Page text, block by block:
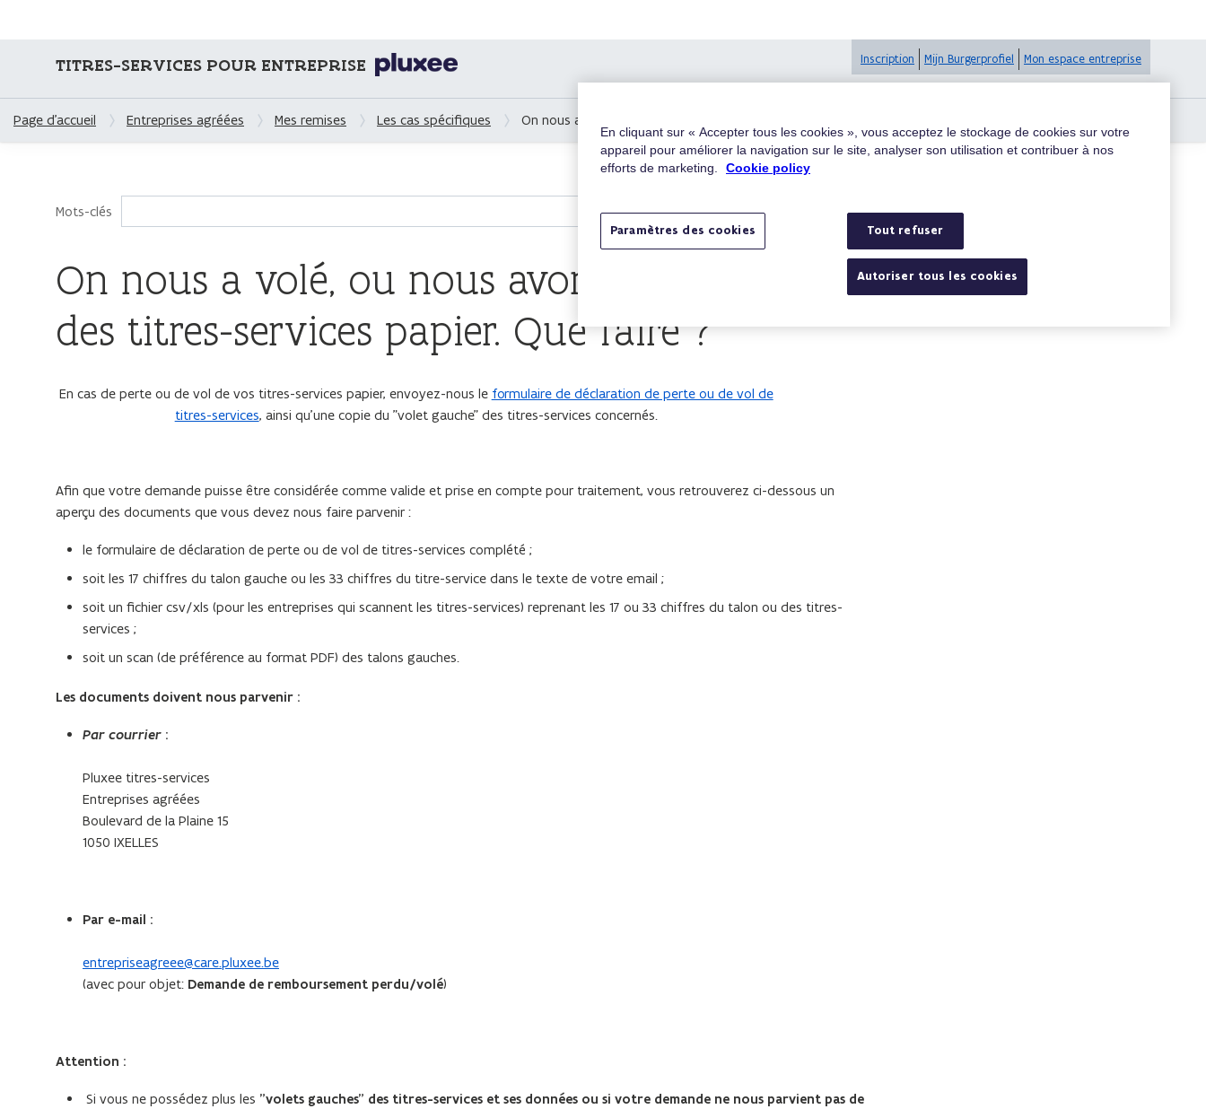
TITRES-SERVICES POUR ENTREPRISE Inscription Mijn Burgerprofiel Mon espace entreprise
Page d'accueil Entreprises agréées Mes remises Les cas spécifiques On nous a volé, ou nous avons perdu, des titres-services papier. Que faire ?
Mots-clés Rechercher
On nous a volé, ou nous avons perdu,
des titres-services papier. Que faire ?
En cas de perte ou de vol de vos titres-services papier, envoyez-nous le formulaire de déclaration de perte ou de vol de
titres-services, ainsi qu’une copie du "volet gauche" des titres-services concernés.
Afin que votre demande puisse être considérée comme valide et prise en compte pour traitement, vous retrouverez ci-dessous un
aperçu des documents que vous devez nous faire parvenir :
le formulaire de déclaration de perte ou de vol de titres-services complété ;
soit les 17 chiffres du talon gauche ou les 33 chiffres du titre-service dans le texte de votre email ;
soit un fichier csv/xls (pour les entreprises qui scannent les titres-services) reprenant les 17 ou 33 chiffres du talon ou des titres-
services ;
soit un scan (de préférence au format PDF) des talons gauches.
Les documents doivent nous parvenir :
Par courrier :
Pluxee titres-services
Entreprises agréées
Boulevard de la Plaine 15
1050 IXELLES
Par e-mail :
entrepriseagreee@care.pluxee.be
(avec pour objet: Demande de remboursement perdu/volé)
Attention :
Si vous ne possédez plus les "volets gauches" des titres-services et ses données ou si votre demande ne nous parvient pas de
En cliquant sur « Accepter tous les cookies », vous acceptez le stockage de cookies sur votre
appareil pour améliorer la navigation sur le site, analyser son utilisation et contribuer à nos
efforts de marketing.
Cookie policy
Tout refuser
Autoriser tous les cookies
Paramètres des cookies